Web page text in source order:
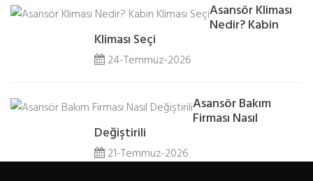
Asansör Kliması
Nedir? Kabin
Kliması Seçi
24-Temmuz-2026
Asansör Bakım
Firması Nasıl
Değiştirili
21-Temmuz-2026